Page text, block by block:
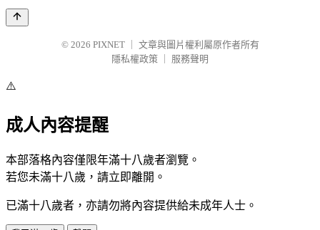
© 2026 PIXNET
文章與圖片權利屬原作者所有
隱私權政策
服務聲明
⚠️
成人內容提醒
本部落格內容僅限年滿十八歲者瀏覽。
若您未滿十八歲，請立即離開。
已滿十八歲者，亦請勿將內容提供給未成年人士。